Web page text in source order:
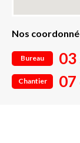
Nos
Bureau 03
Chantier 07